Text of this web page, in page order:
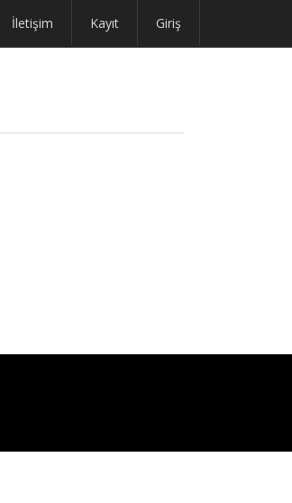
İletişim Kayıt Giriş